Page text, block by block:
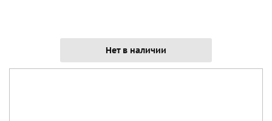
Нет в наличии